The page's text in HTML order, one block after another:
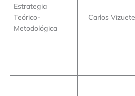
Estrategia
Teórico-
Metodológica
Carlos Vizuete